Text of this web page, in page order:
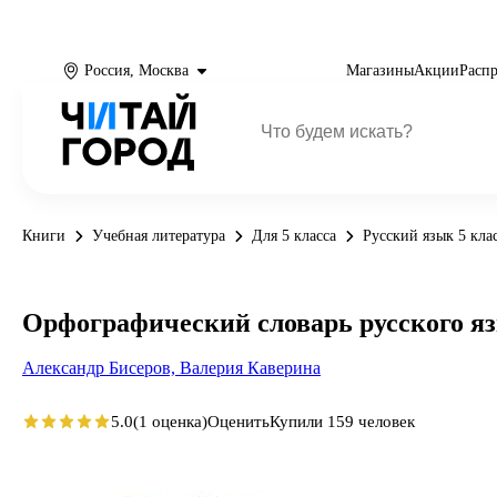
Россия, Москва МагазиныАкции
Книги Учебная литература Для 5 класса Русский язык 5
Орфографический словарь русского
Александр Бисеров, Валерия Каверина
5.0(1 оценка)ОценитьКупили 159 человек